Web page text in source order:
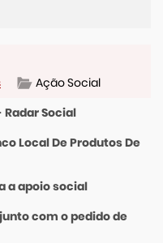
Ação Social
Social
Local De Produtos De
a apoio social
com o pedido de